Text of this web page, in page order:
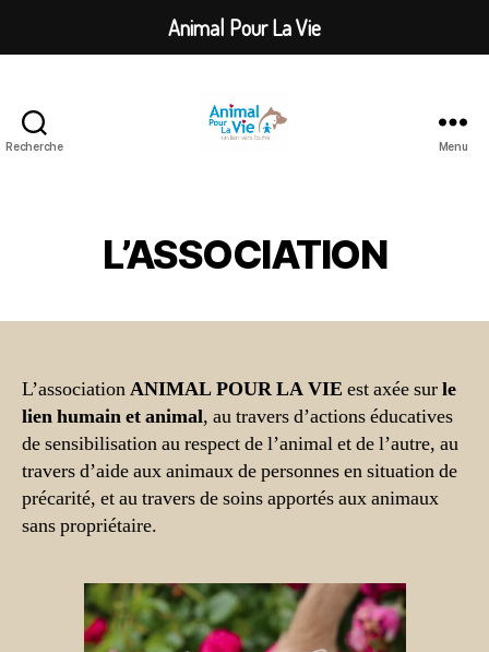
Recherche
Vie
Menu
L’ASSOCIATION
L’associationANIMAL POUR LA VIE est axée surle
lien humain et animal, au travers d’actions éducatives
de sensibilisation au respect de l’animal et de l’autre, au
travers d’aide aux animaux de personnes en situation de
précarité, et au travers de soins apportés aux animaux
sans propriétaire.
Animal Pour La Vie